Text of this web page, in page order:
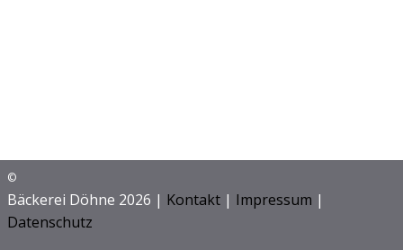
©
Bäckerei Döhne 2026 | Kontakt | Impressum |
Datenschutz